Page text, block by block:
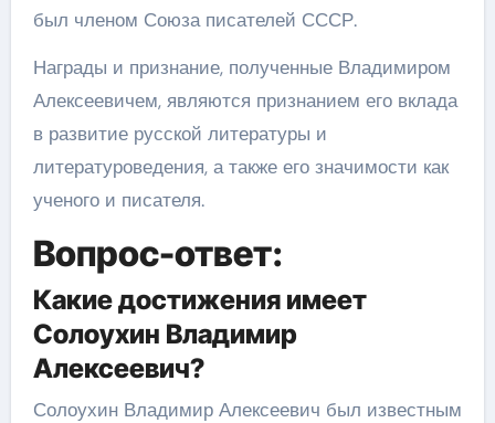
был членом Союза писателей СССР.
Награды и признание, полученные Владимиром
Алексеевичем, являются признанием его вклада
в развитие русской литературы и
литературоведения, а также его значимости как
ученого и писателя.
Вопрос-ответ:
Какие достижения имеет
Солоухин Владимир
Алексеевич?
Солоухин Владимир Алексеевич был известным